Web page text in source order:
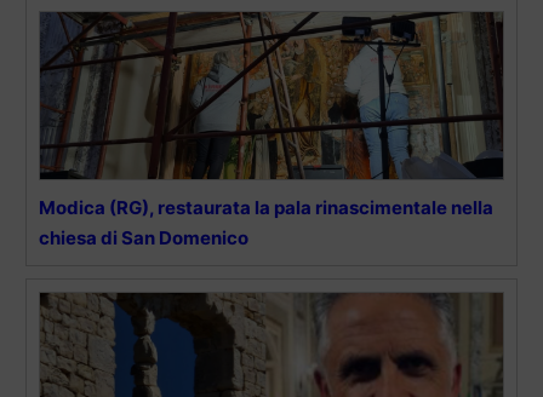
Modica (RG), restaurata la pala rinascimentale nella
chiesa di San Domenico